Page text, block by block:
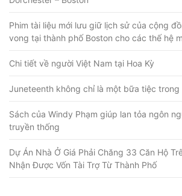
Phim tài liệu mới lưu giữ lịch sử của cộng
vong tại thành phố Boston cho các thế hệ
Chi tiết về người Việt Nam tại Hoa Kỳ
Juneteenth không chỉ là một bữa tiệc trong
Sách của Windy Phạm giúp lan tỏa ngôn
truyền thống
Dự Án Nhà Ở Giá Phải Chăng 33 Căn Hộ
Nhận Được Vốn Tài Trợ Từ Thành Phố